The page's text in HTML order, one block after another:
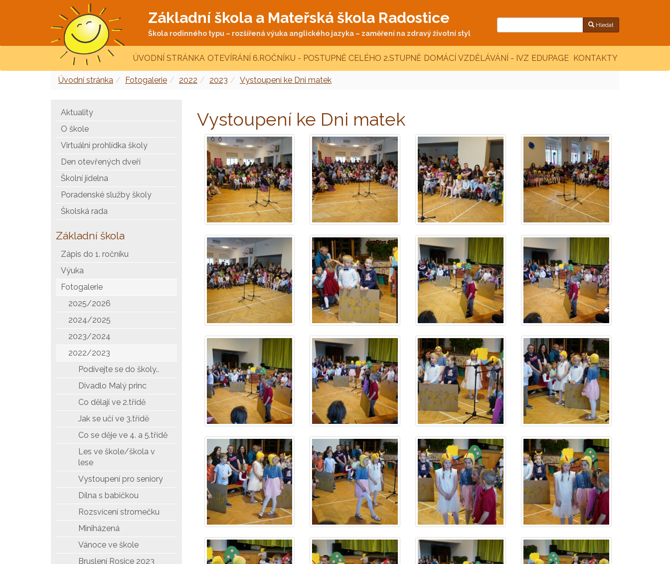
Základní škola a Mateřská škola Radostice
Škola rodinného typu – rozšířená výuka anglického jazyka – zaměření na zdravý životní styl
Hledat
ÚVODNÍ STRÁNKA OTEVÍRÁNÍ 6.ROČNÍKU - POSTUPNĚ CELÉHO 2.STUPNĚ DOMÁCÍ VZDĚLÁVÁNÍ - IVZ EDUPAGE KONTAKTY
Úvodní stránka Fotogalerie 2022 2023 Vystoupení ke Dni matek
Aktuality
O škole
Virtuální prohlídka školy
Den otevřených dveří
Školní jídelna
Poradenské služby školy
Školská rada
Základní škola
Zápis do 1. ročníku
Výuka
Fotogalerie
2025/2026
2024/2025
2023/2024
2022/2023
Podívejte se do školy..
Divadlo Malý princ
Co dělají ve 2.třídě
Jak se učí ve 3.třídě
Co se děje ve 4. a 5.třídě
Les ve škole/škola v
lese
Vystoupení pro seniory
Dílna s babičkou
Rozsvícení stromečku
Miniházená
Vánoce ve škole
Bruslení Rosice 2023
Vystoupení ke Dni matek